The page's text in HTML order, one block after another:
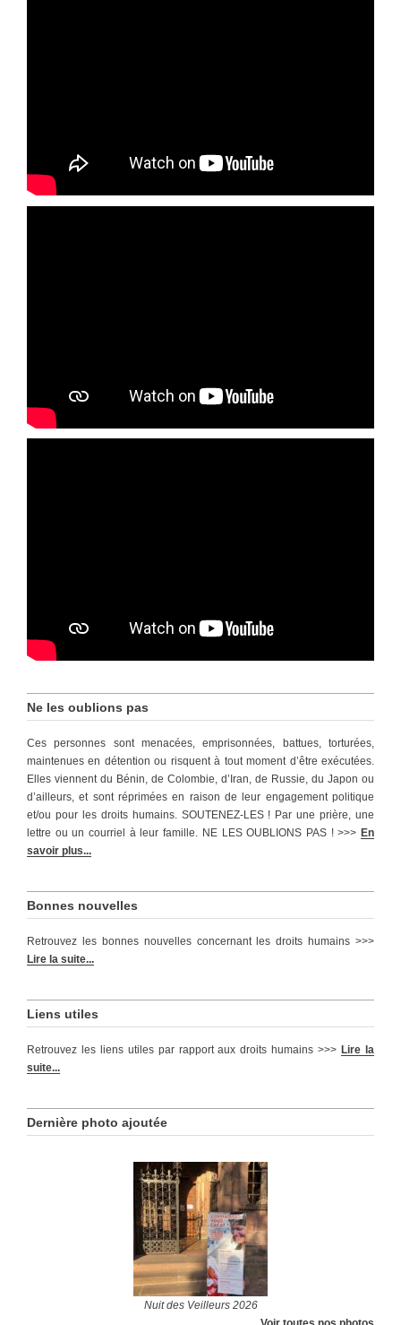
Ne les oublions pas
Ces personnes sont menacées, emprisonnées, battues, torturées,
maintenues en détention ou risquent à tout moment d’être exécutées.
Elles viennent du Bénin, de Colombie, d’Iran, de Russie, du Japon ou
d’ailleurs, et sont réprimées en raison de leur engagement politique
et/ou pour les droits humains. SOUTENEZ-LES ! Par une prière, une
lettre ou un courriel à leur famille. NE LES OUBLIONS PAS ! >>> En
savoir plus...
Bonnes nouvelles
Retrouvez les bonnes nouvelles concernant les droits humains >>>
Lire la suite...
Liens utiles
Retrouvez les liens utiles par rapport aux droits humains >>>Lire la
suite...
Dernière photo ajoutée
Nuit des Veilleurs 2026
Voir toutes nos photos